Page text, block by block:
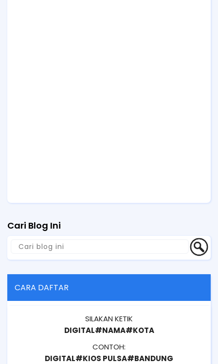
Cari Blog Ini
CARA DAFTAR
SILAKAN KETIK
DIGITAL#NAMA#KOTA
CONTOH:
DIGITAL#KIOS PULSA#BANDUNG